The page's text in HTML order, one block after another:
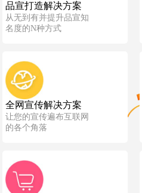
品宣打造解决方案
从无到有并提升品宣知
名度的N种方式
全网宣传解决方案
让您的宣传遍布互联网
的各个角落